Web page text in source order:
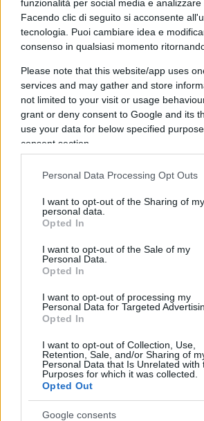
funzionalità per social media e analizzare
Facendo clic di seguito si acconsente
tecnologia. Puoi cambiare idea e
consenso in qualsiasi momento
Please note that this website/app uses
services and may gather and store
not limited to your visit or usage
grant or deny consent to Google and its
use your data for below specified
consent section.
Personal Data Processing Opt Outs
I want to opt-out of the Sharing of my
personal data.
Opted In
I want to opt-out of the Sale of my
Personal Data.
Opted In
I want to opt-out of processing my
Personal Data for Targeted
Opted In
I want to opt-out of Collection, Use,
Retention, Sale, and/or Sharing of
Personal Data that Is Unrelated with
Purposes for which it was collected.
Opted Out
Google consents
modo o nell’altro”.
Per approfondire
“Siamo preoccupati”. Il monito
in guardia l’Ucraina
La linea di successione è chiara:
presidente non è in grado di
doveri, il presidente della
responsabilità”, ha spiegato
Knyazhytsky
della città occidentale di Lviv a
Politico. Non ci sarebbero
Rada, Ruslan Stefanchuk,
membro del partitoServant of the
Zelensky, non ha un alto grado di
sondaggi ed è poco popolare tra